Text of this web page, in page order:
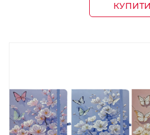
КУПИТИ